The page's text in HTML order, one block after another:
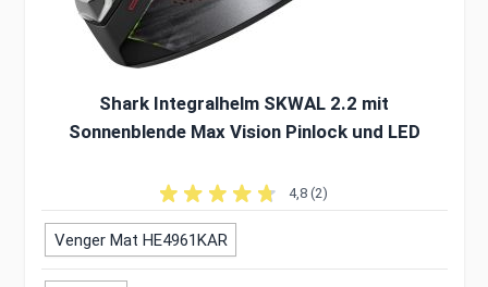
Shark Integralhelm SKWAL 2.2 mit
Sonnenblende Max Vision Pinlock und LED
4,8 (2)
Venger Mat HE4961KAR